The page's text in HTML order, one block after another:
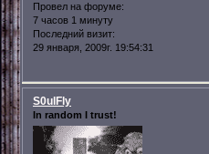
Провел на форуме:
7 часов 1 минуту
Последний визит:
29 января, 2009г. 19:54:31
S0ulFly
In random I trust!